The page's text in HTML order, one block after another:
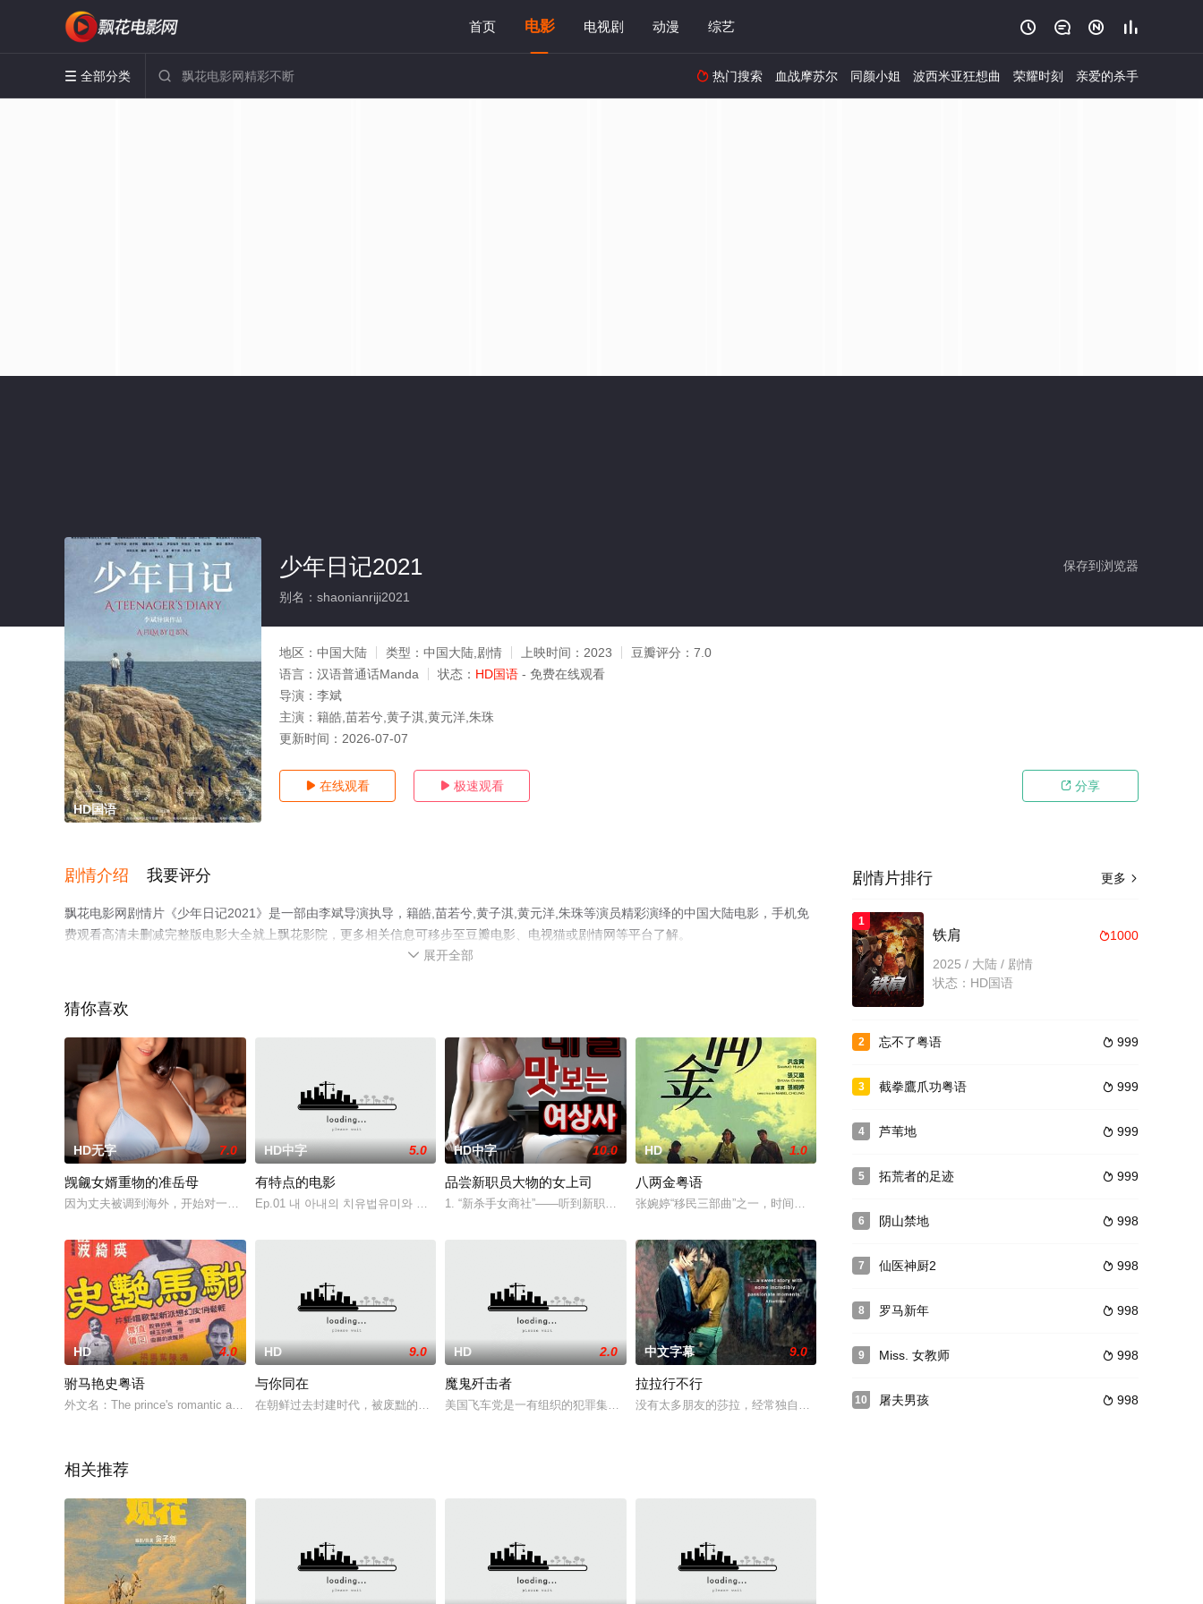
首页 电影 电视剧 动漫 综艺    
 全部分类   热门搜索 血战摩苏尔 同颜小姐 波西米亚狂想曲 荣耀时刻 亲爱的杀手
HD国语
保存到浏览器
少年日记2021
别名：shaonianriji2021
地区： 中国大陆 类型： 中国大陆,剧情 上映时间： 2023 豆瓣评分： 7.0
语言： 汉语普通话Manda 状态： HD国语 - 免费在线观看
导演： 李斌
主演： 籍皓,苗若兮,黄子淇,黄元洋,朱珠
更新时间： 2026-07-07
 在线观看  极速观看  分享
剧情介绍 我要评分
飘花电影网剧情片《少年日记2021》是一部由李斌导演执导，籍皓,苗若兮,黄子淇,黄元洋,朱珠等演员精彩演绎的中国大陆电影，手机免
费观看高清未删减完整版电影大全就上飘花影院，更多相关信息可移步至豆瓣电影、电视猫或剧情网等平台了解。
 展开全部
猜你喜欢
HD无字 7.0
觊觎女婿重物的准岳母
因为丈夫被调到海外，开始对一个人生活感到厌烦的瑜理。担心这件事的女儿夫妇搬到了隔壁…虽然忘记了
HD中字 5.0
有特点的电影
Ep.01 내 아내의 치유법유미와 현태는 권태기를 극복하기 위해 1박 2일 화해의 여
HD中字 10.0
品尝新职员大物的女上司
1. “新杀手女商社”——听到新职员招聘合格后非常高兴，打扮得干干净净第一天上班的男子。因为尴
HD 1.0
八两金粤语
张婉婷“移民三部曲”之一，时间背景为中国大陆改革开放初期。猴子（洪金宝）文革期间一声不吭离别家
HD 4.0
驸马艳史粤语
外文名：The prince's romantic affairs出品时间：1958年
HD 9.0
与你同在
在朝鲜过去封建时代，被废黜的皇冠太子李宪（柳Hyeon-宇）由他的弟弟残忍谁篡位被迫流亡寂寞。
HD 2.0
魔鬼歼击者
美国飞车党是一有组织的犯罪集团，FBI找来史东渗入飞车党卧底，史东很快博取有爪牙信任，为了搜取
中文字幕 9.0
拉拉行不行
没有太多朋友的莎拉，经常独自一人。不过在美丽的转学生安德莉亚的到来，点亮了莎拉寂寞的世界。因为
相关推荐
更多 
剧情片排行
1
1000
铁肩
2025 / 大陆 / 剧情
状态：HD国语
2  999
忘不了粤语
3  999
截拳鷹爪功粤语
4  999
芦苇地
5  999
拓荒者的足迹
6  998
阴山禁地
7  998
仙医神厨2
8  998
罗马新年
9  998
Miss. 女教师
10  998
屠夫男孩